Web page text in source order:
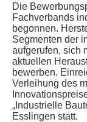
Die
Fachverbands
begonnen.
Segmenten der
aufgerufen, sich
aktuellen
bewerben.
Verleihung des
„Industrielle
Esslingen statt.